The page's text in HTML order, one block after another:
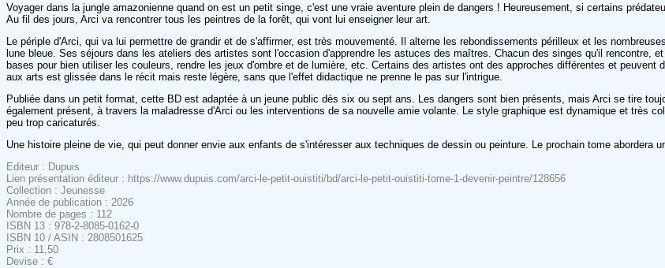
Voyager dans la jungle amazonienne quand on est un petit singe, c'est une vraie aventure plein de dangers ! Heureusement, si certains
Au fil des jours, Arci va rencontrer tous les peintres de la forêt, qui vont lui enseigner leur art.
Le périple d'Arci, qui va lui permettre de grandir et de s'affirmer, est très mouvementé. Il alterne les rebondissements périlleux et les
lune bleue. Ses séjours dans les ateliers des artistes sont l'occasion d'apprendre les astuces des maîtres. Chacun des singes qu'il rencontre,
bases pour bien utiliser les couleurs, rendre les jeux d'ombre et de lumière, etc. Certains des artistes ont des approches différentes et
aux arts est glissée dans le récit mais reste légère, sans que l'effet didactique ne prenne le pas sur l'intrigue.
Publiée dans un petit format, cette BD est adaptée à un jeune public dès six ou sept ans. Les dangers sont bien présents, mais Arci se tire
également présent, à travers la maladresse d'Arci ou les interventions de sa nouvelle amie volante. Le style graphique est dynamique et très
peu trop caricaturés.
Une histoire pleine de vie, qui peut donner envie aux enfants de s'intéresser aux techniques de dessin ou peinture. Le prochain tome abordera
Editeur : Dupuis
Lien présentation éditeur : https://www.dupuis.com/arci-le-petit-ouistiti/bd/arci-le-petit-ouistiti-tome-1-devenir-peintre/128656
Collection : Jeunesse
Année de publication : 2026
Nombre de pages : 112
ISBN 13 : 978-2-8085-0162-0
ISBN 10 / ASIN : 2808501625
Prix : 11,50
Devise : €